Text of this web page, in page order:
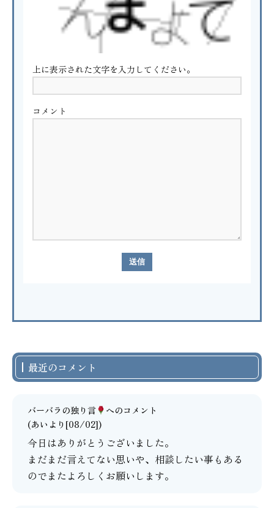
上に表示された文字を入力してください。
コメント
最近のコメント
バーバラの独り言
へのコメント
(あいより[08/02])
今日はありがとうございました。
まだまだ言えてない思いや、相談したい事もある
のでまたよろしくお願いします。